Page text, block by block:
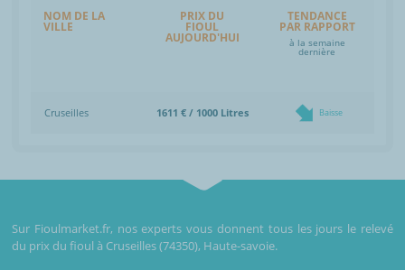
NOM DE LA
VILLE
PRIX DU
FIOUL
AUJOURD'HUI
TENDANCE
PAR RAPPORT
à la semaine
dernière
Cruseilles 1611 € / 1000 Litres Baisse
Sur Fioulmarket.fr, nos experts vous donnent tous les jours le relevé
du prix du fioul à Cruseilles (74350), Haute-savoie.